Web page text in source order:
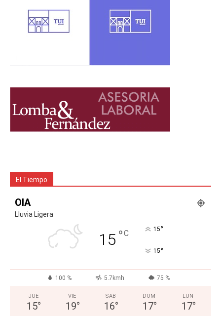
El Tiempo
OIA
Lluvia Ligera
15 °C 15°
15°
100 % 5.7kmh 75 %
JUE
15°
VIE
19°
SAB
16°
DOM
17°
LUN
17°